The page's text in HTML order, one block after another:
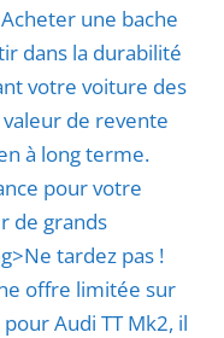
une bache
dans la durabilité
votre voiture des
de revente
à long terme.
pour votre
de grands
tardez pas !
offre limitée sur
Audi TT Mk2, il